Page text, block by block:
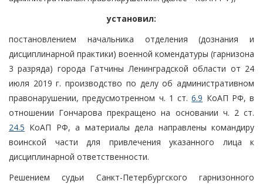
установил:
постановлением начальника отделения (дознания и
дисциплинарной практики) военной комендатуры (гарнизона
3 разряда) города Гатчины Ленинградской области от 24
июля 2019 г. производство по делу об административном
правонарушении, предусмотренном ч. 1 ст.6.9 КоАП РФ, в
отношении Гончарова прекращено на основании ч. 2 ст.
24.5 КоАП РФ, а материалы дела направлены командиру
воинской части для привлечения указанного лица к
дисциплинарной ответственности.
Решением судьи Санкт-Петербургского гарнизонного